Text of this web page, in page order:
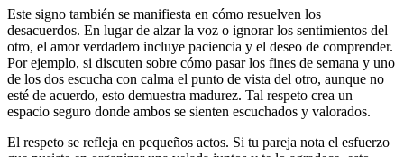
Este signo también se manifiesta en cómo resuelven los
desacuerdos. En lugar de alzar la voz o ignorar los sentimientos del
otro, el amor verdadero incluye paciencia y el deseo de comprender.
Por ejemplo, si discuten sobre cómo pasar los fines de semana y uno
de los dos escucha con calma el punto de vista del otro, aunque no
esté de acuerdo, esto demuestra madurez. Tal respeto crea un
espacio seguro donde ambos se sienten escuchados y valorados.
El respeto se refleja en pequeños actos. Si tu pareja nota el esfuerzo